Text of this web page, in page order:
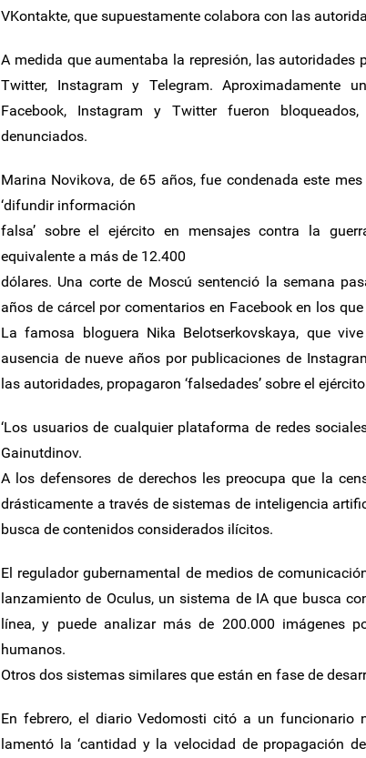
VKontakte, que supuestamente colabora con las
A medida que aumentaba la represión, las autoridades
Twitter, Instagram y Telegram. Aproximadamente
Facebook, Instagram y Twitter fueron
denunciados.
Marina Novikova, de 65 años, fue condenada este
‘difundir información
falsa’ sobre el ejército en mensajes contra la
equivalente a más de 12.400
dólares. Una corte de Moscú sentenció la semana
años de cárcel por comentarios en Facebook en los que
La famosa bloguera Nika Belotserkovskaya, que
ausencia de nueve años por publicaciones de
las autoridades, propagaron ‘falsedades’ sobre el
‘Los usuarios de cualquier plataforma de redes
Gainutdinov.
A los defensores de derechos les preocupa que la
drásticamente a través de sistemas de inteligencia
busca de contenidos considerados ilícitos.
El regulador gubernamental de medios de
lanzamiento de Oculus, un sistema de IA que busca
línea, y puede analizar más de 200.000 imágenes
humanos.
Otros dos sistemas similares que están en fase de
En febrero, el diario Vedomosti citó a un funcionario
lamentó la ‘cantidad y la velocidad de propagación